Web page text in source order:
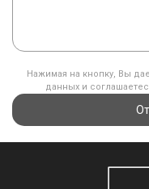
Нажимая на кнопку, Вы
данных и